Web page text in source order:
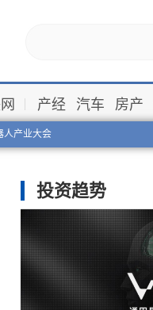
人产业大会
产经 汽车 房产
投资趋势